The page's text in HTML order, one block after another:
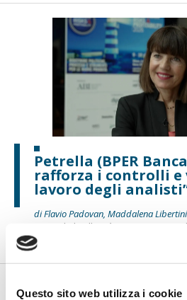
Questo sito web utilizza i cookie
Petrella (BPER
rafforza i controlli e
lavoro degli
di Flavio Padovan, Maddalena
secondo livello più strutturati,